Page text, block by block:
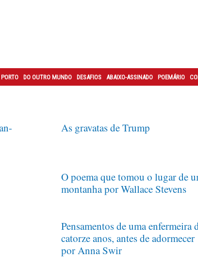
PORTO DO OUTRO MUNDO DESAFIOS ABAIXO-ASSINADO POEMÁRIO
As gravatas de Trump
O poema que tomou o lugar de
montanha por Wallace Stevens
Pensamentos de uma enfermeira
catorze anos, antes de adormecer
por Anna Swir